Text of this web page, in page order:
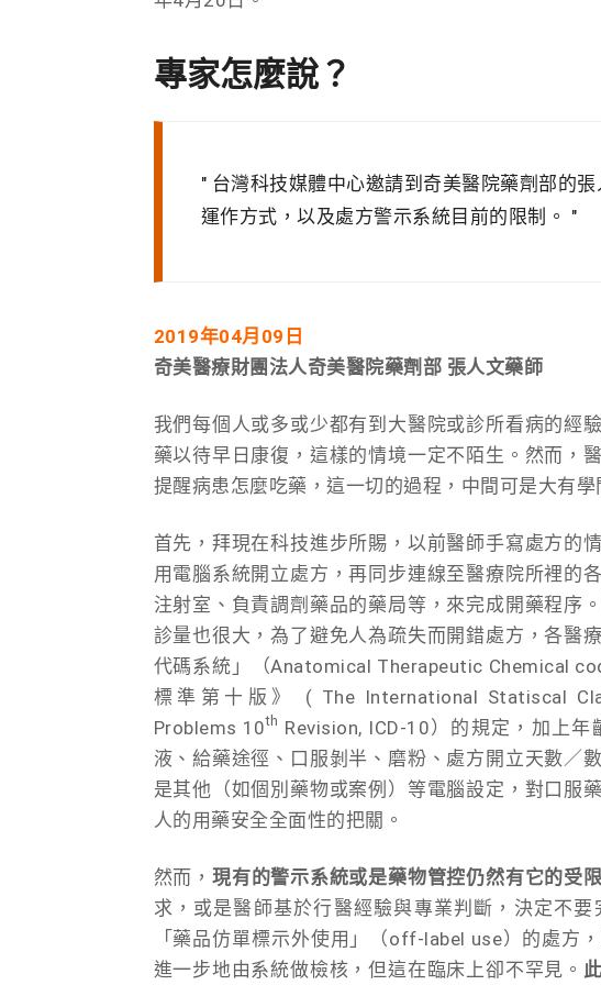
專家怎麼說？
台灣科技媒體中心邀請到奇美醫院藥劑部的
運作方式，以及處方警示系統目前的限制。
2019年04月09日
奇美醫療財團法人奇美醫院藥劑部 張人文藥師
我們每個人或多或少都有到大醫院或診所看病的經
藥以待早日康復，這樣的情境一定不陌生。然而，
提醒病患怎麼吃藥，這一切的過程，中間可是大有學
首先，拜現在科技進步所賜，以前醫師手寫處方的
用電腦系統開立處方，再同步連線至醫療院所裡的
注射室、負責調劑藥品的藥局等，來完成開藥程序
診量也很大，為了避免人為疏失而開錯處方，各醫
代碼系統」（Anatomical Therapeutic Chemical
標準第十版》 ( The International Statiscal
Problems 10th Revision, ICD-10）的規定，加上
液、給藥途徑、口服剝半、磨粉、處方開立天數／
是其他（如個別藥物或案例）等電腦設定，對口服
人的用藥安全全面性的把關。
然而， 現有的警示系統或是藥物管控仍然有它的受
求，或是醫師基於行醫經驗與專業判斷，決定不
「藥品仿單標示外使用」（off-label use）的處方
進一步地由系統做檢核，但這在臨床上卻不罕見。